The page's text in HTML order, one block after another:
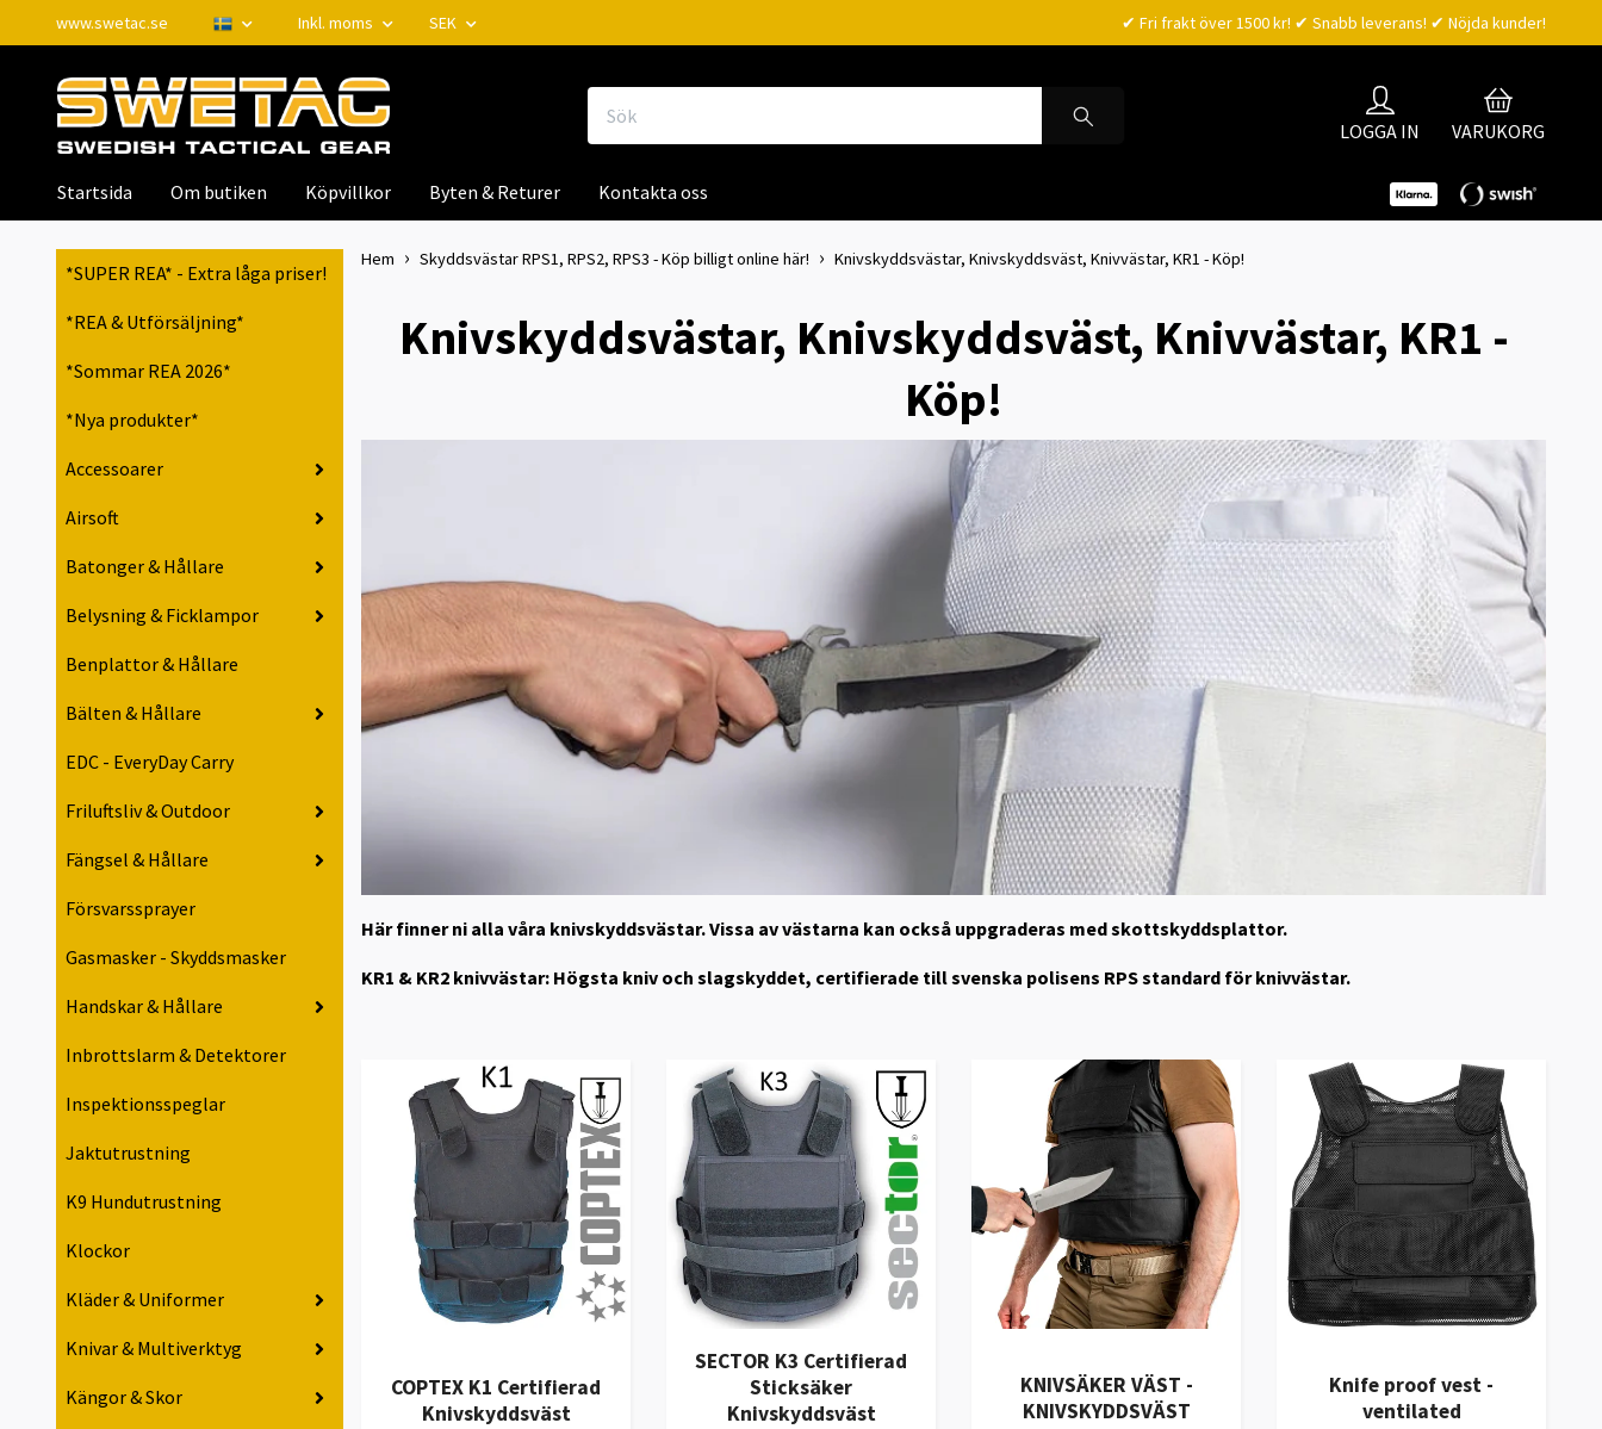
www.swetac.se Inkl. moms SEK ✔ Fri frakt över 1500 kr! ✔ Snabb leverans! ✔ Nöjda kunder!
LOGGA IN VARUKORG
Startsida Om butiken Köpvillkor Byten & Returer Kontakta oss
*SUPER REA* - Extra låga priser!
*REA & Utförsäljning*
*Sommar REA 2026*
*Nya produkter*
Accessoarer
Airsoft
Batonger & Hållare
Belysning & Ficklampor
Benplattor & Hållare
Bälten & Hållare
EDC - EveryDay Carry
Friluftsliv & Outdoor
Fängsel & Hållare
Försvarssprayer
Gasmasker - Skyddsmasker
Handskar & Hållare
Inbrottslarm & Detektorer
Inspektionsspeglar
Jaktutrustning
K9 Hundutrustning
Klockor
Kläder & Uniformer
Knivar & Multiverktyg
Kängor & Skor
Hem Skyddsvästar RPS1, RPS2, RPS3 - Köp billigt online här! Knivskyddsvästar, Knivskyddsväst, Knivvästar, KR1 - Köp!
Knivskyddsvästar, Knivskyddsväst, Knivvästar, KR1 -
Köp!
Här finner ni alla våra knivskyddsvästar. Vissa av västarna kan också uppgraderas med skottskyddsplattor.
KR1 & KR2 knivvästar: Högsta kniv och slagskyddet, certifierade till svenska polisens RPS standard för knivvästar.
COPTEX K1 Certifierad
Knivskyddsväst
SECTOR K3 Certifierad
Sticksäker
Knivskyddsväst
KNIVSÄKER VÄST -
KNIVSKYDDSVÄST
Knife proof vest -
ventilated